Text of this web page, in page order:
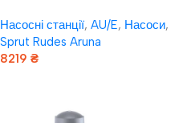
Насосні станції, AU/E, Насоси,
Sprut Rudes Aruna
8219 ₴